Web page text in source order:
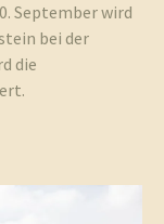
September wird
bei der
die